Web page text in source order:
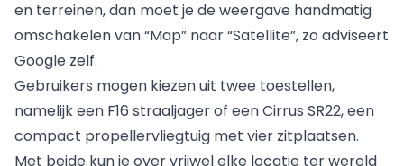
en terreinen, dan moet je de weergave handmatig
omschakelen van “Map” naar “Satellite”, zo adviseert
Google zelf.
Gebruikers mogen kiezen uit twee toestellen,
namelijk een F16 straaljager of een Cirrus SR22, een
compact propellervliegtuig met vier zitplaatsen.
Met beide kun je over vrijwel elke locatie ter wereld